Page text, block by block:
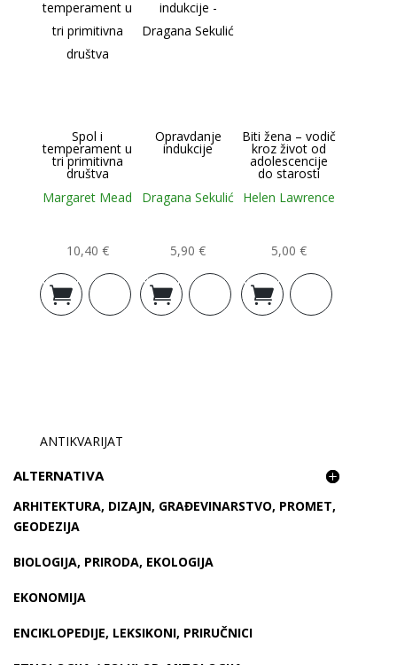
Spol i
temperament u
tri primitivna
društva
Margaret Mead
10,40 €
Dodaj u
košaricu
Opravdanje
indukcije
Dragana Sekulić
5,90€
Dodaj u
košaricu
Biti žena – vodič
kroz život od
adolescencije
do starosti
Helen Lawrence
5,00 €
Dodaj u
košaricu
ANTIKVARIJAT
ALTERNATIVA
ARHITEKTURA, DIZAJN, GRAĐEVINARSTVO, PROMET,
GEODEZIJA
BIOLOGIJA, PRIRODA, EKOLOGIJA
EKONOMIJA
ENCIKLOPEDIJE, LEKSIKONI, PRIRUČNICI